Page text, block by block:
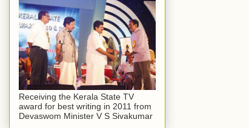
Receiving the Kerala State TV
award for best writing in 2011 from
Devaswom Minister V S Sivakumar